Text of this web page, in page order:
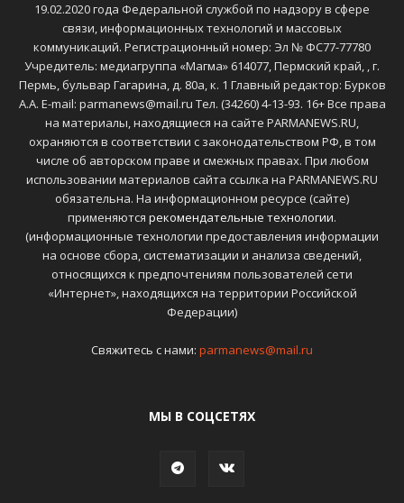
19.02.2020 года Федеральной службой по надзору в сфере
связи, информационных технологий и массовых
коммуникаций. Регистрационный номер: Эл № ФС77-77780
Учредитель: медиагруппа «Магма» 614077, Пермский край, , г.
Пермь, бульвар Гагарина, д. 80а, к. 1 Главный редактор: Бурков
А.А. E-mail: parmanews@mail.ru Тел. (34260) 4-13-93. 16+ Все права
на материалы, находящиеся на сайте PARMANEWS.RU,
охраняются в соответствии с законодательством РФ, в том
числе об авторском праве и смежных правах. При любом
использовании материалов сайта ссылка на PARMANEWS.RU
обязательна. На информационном ресурсе (сайте)
применяются рекомендательные технологии.
(информационные технологии предоставления информации
на основе сбора, систематизации и анализа сведений,
относящихся к предпочтениям пользователей сети
«Интернет», находящихся на территории Российской
Федерации)
Свяжитесь с нами: parmanews@mail.ru
МЫ В СОЦСЕТЯХ